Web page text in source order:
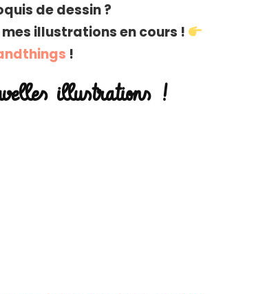
de dessin ?
illustrations en cours !
!
illustrations !